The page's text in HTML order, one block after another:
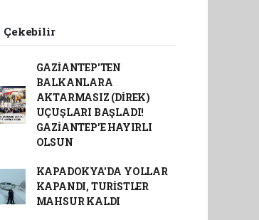
GAZİANTEP'TEN
BALKANLARA
AKTARMASIZ (DİREK)
UÇUŞLARI BAŞLADI!
GAZİANTEP’E HAYIRLI
OLSUN
KAPADOKYA'DA YOLLAR
KAPANDI, TURİSTLER
MAHSUR KALDI